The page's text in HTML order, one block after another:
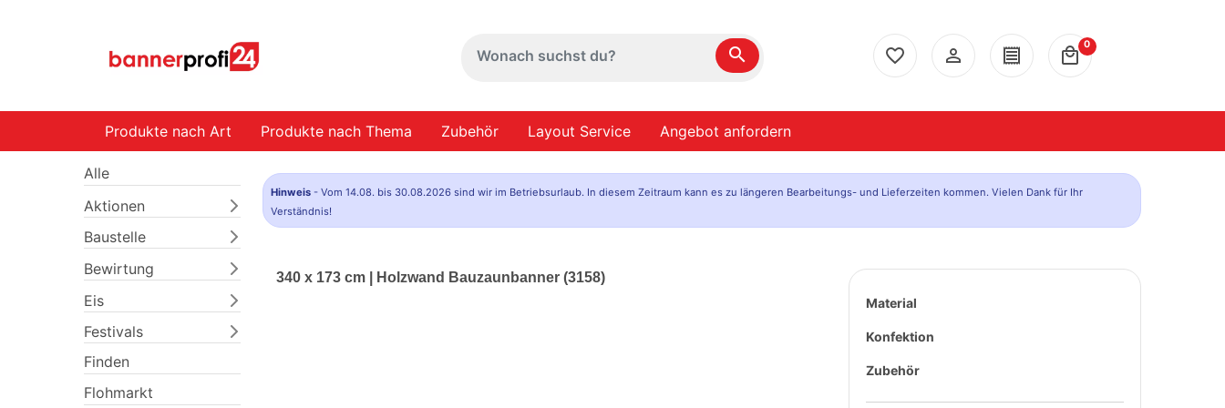
search favorite_border person_outline receipt local_mall
0
Produkte nach Art Produkte nach Thema Zubehör Layout Service Angebot anfordern
Alle
Aktionen
Baustelle
Bewirtung
Eis
Festivals
Finden
Flohmarkt
Hinweis - Vom 14.08. bis 30.08.2026 sind wir im Betriebsurlaub. In diesem Zeitraum kann es zu längeren Bearbeitungs- und Lieferzeiten kommen. Vielen Dank für Ihr
Verständnis!
340 x 173 cm | Holzwand Bauzaunbanner (3158)
Material
Konfektion
Zubehör